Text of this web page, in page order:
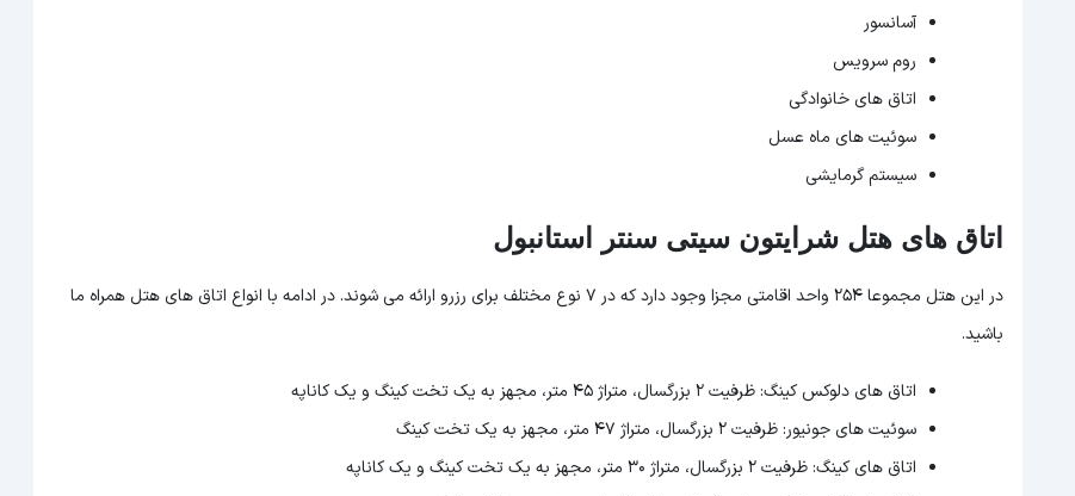
آسانسور
روم سرویس
اتاق های خانوادگی
سوئیت های ماه عسل
سیستم گرمایشی
اتاق های هتل شرایتون سیتی سنتر استانبول
در این هتل مجموعا 254 واحد اقامتی مجزا وجود دارد که در 7 نوع مختلف برای رزرو ارائه می شوند. در ادامه با انواع اتاق های هتل همراه ما
باشید.
اتاق های دلوکس کینگ: ظرفیت 2 بزرگسال، متراژ 45 متر، مجهز به یک تخت کینگ و یک کاناپه
سوئیت های جونیور: ظرفیت 2 بزرگسال، متراژ 47 متر، مجهز به یک تخت کینگ
اتاق های کینگ: ظرفیت 2 بزرگسال، متراژ 30 متر، مجهز به یک تخت کینگ و یک کاناپه